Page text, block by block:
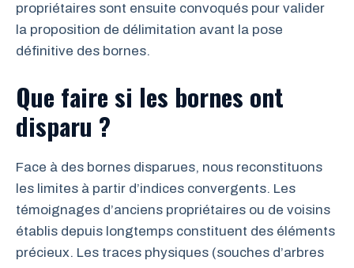
propriétaires sont ensuite convoqués pour valider
la proposition de délimitation avant la pose
définitive des bornes.
Que faire si les bornes ont
disparu ?
Face à des bornes disparues, nous reconstituons
les limites à partir d’indices convergents. Les
témoignages d’anciens propriétaires ou de voisins
établis depuis longtemps constituent des éléments
précieux. Les traces physiques (souches d’arbres